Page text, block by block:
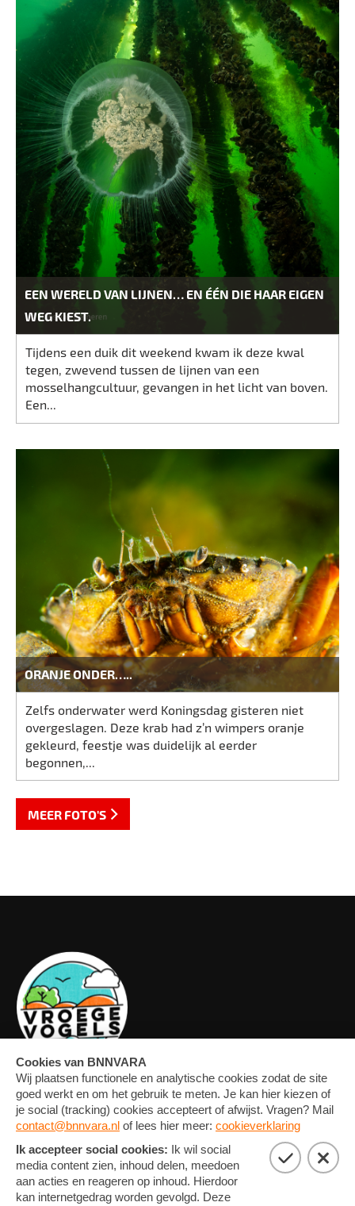
EEN WERELD VAN LIJNEN… EN ÉÉN DIE HAAR EIGEN
WEG KIEST.
Tijdens een duik dit weekend kwam ik deze kwal
tegen, zwevend tussen de lijnen van een
mosselhangcultuur, gevangen in het licht van boven.
Een...
ORANJE ONDER…..
Zelfs onderwater werd Koningsdag gisteren niet
overgeslagen. Deze krab had z’n wimpers oranje
gekleurd, feestje was duidelijk al eerder
begonnen,...
MEER FOTO'S
OVERZICHT
ARTIKELEN
FORUM
NIEUWSBRIEF